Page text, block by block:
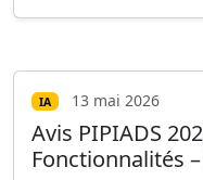
IA 13 mai 2026
Avis PIPIADS
Fonctionnalités